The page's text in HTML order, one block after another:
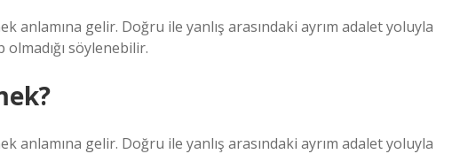
anlamına gelir. Doğru ile yanlış arasındaki ayrım adalet yoluyla
söylenebilir.
anlamına gelir. Doğru ile yanlış arasındaki ayrım adalet yoluyla